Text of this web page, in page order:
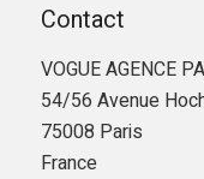
Contact
VOGUE AGENCE
54/56 Avenue
75008 Paris
France